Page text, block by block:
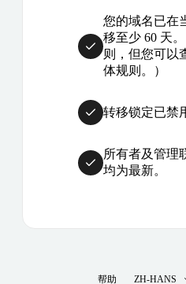
您的域名已在
移至少 60 天
则，但您可以
体规则。）
转移锁定已禁
所有者及管理
均为最新。
帮助 ZH-HANS